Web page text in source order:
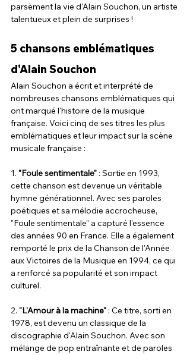
parsèment la vie d'Alain Souchon, un artiste
talentueux et plein de surprises !
5 chansons emblématiques
d'Alain Souchon
Alain Souchon a écrit et interprété de
nombreuses chansons emblématiques qui
ont marqué l'histoire de la musique
française. Voici cinq de ses titres les plus
emblématiques et leur impact sur la scène
musicale française :
1. "Foule sentimentale" : Sortie en 1993,
cette chanson est devenue un véritable
hymne générationnel. Avec ses paroles
poétiques et sa mélodie accrocheuse,
"Foule sentimentale" a capturé l'essence
des années 90 en France. Elle a également
remporté le prix de la Chanson de l'Année
aux Victoires de la Musique en 1994, ce qui
a renforcé sa popularité et son impact
culturel.
2. "L'Amour à la machine" : Ce titre, sorti en
1978, est devenu un classique de la
discographie d'Alain Souchon. Avec son
mélange de pop entraînante et de paroles